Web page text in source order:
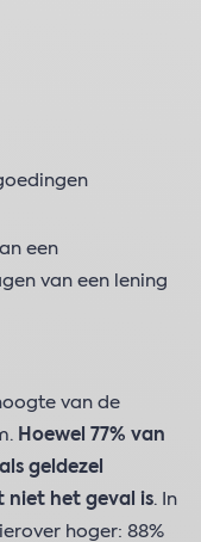
een
van een lening
van de
Hoewel 77% van
geldezel
niet het geval is. In
hoger: 88%